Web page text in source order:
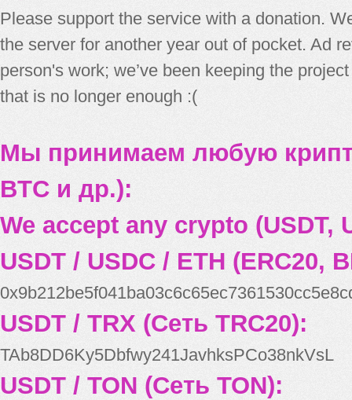
Please support the service with a donation.
the server for another year out of pocket. Ad
person's work; we’ve been keeping the
that is no longer enough :(
Мы принимаем любую
BTC и др.):
We accept any crypto (USDT,
USDT / USDC / ETH (ERC20,
USDT / TRX (Сеть TRC20):
TAb8DD6Ky5Dbfwy241JavhksPCo38nkVsL
USDT / TON (Сеть TON):